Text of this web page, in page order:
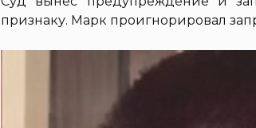
признаку. Марк проигнорировал